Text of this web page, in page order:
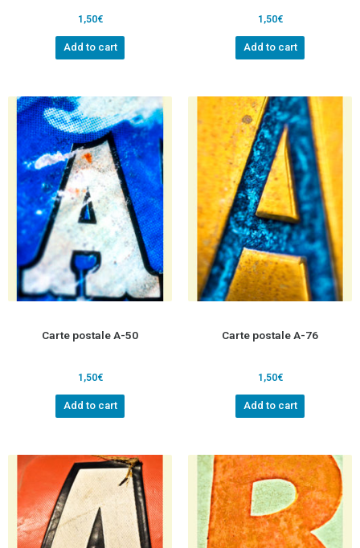
1,50€
Add to cart
1,50€
Add to cart
Carte postale A-50
1,50€
Add to cart
Carte postale A-76
1,50€
Add to cart